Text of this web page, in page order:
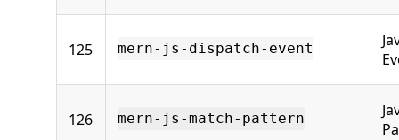
125 mern-js-dispatch-event
126 mern-js-match-pattern